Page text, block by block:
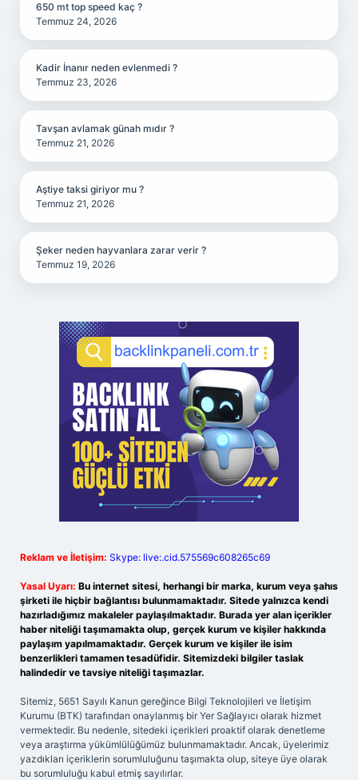
650 mt top speed kaç ?
Temmuz 24, 2026
Kadir İnanır neden evlenmedi ?
Temmuz 23, 2026
Tavşan avlamak günah mıdır ?
Temmuz 21, 2026
Aştiye taksi giriyor mu ?
Temmuz 21, 2026
Şeker neden hayvanlara zarar verir ?
Temmuz 19, 2026
Reklam ve İletişim: Skype: live:.cid.575569c608265c69
Yasal Uyarı: Bu internet sitesi, herhangi bir marka, kurum veya şahıs
şirketi ile hiçbir bağlantısı bulunmamaktadır. Sitede yalnızca kendi
hazırladığımız makaleler paylaşılmaktadır. Burada yer alan içerikler
haber niteliği taşımamakta olup, gerçek kurum ve kişiler hakkında
paylaşım yapılmamaktadır. Gerçek kurum ve kişiler ile isim
benzerlikleri tamamen tesadüfidir. Sitemizdeki bilgiler taslak
halindedir ve tavsiye niteliği taşımazlar.
Sitemiz, 5651 Sayılı Kanun gereğince Bilgi Teknolojileri ve İletişim
Kurumu (BTK) tarafından onaylanmış bir Yer Sağlayıcı olarak hizmet
vermektedir. Bu nedenle, sitedeki içerikleri proaktif olarak denetleme
veya araştırma yükümlülüğümüz bulunmamaktadır. Ancak, üyelerimiz
yazdıkları içeriklerin sorumluluğunu taşımakta olup, siteye üye olarak
bu sorumluluğu kabul etmiş sayılırlar.